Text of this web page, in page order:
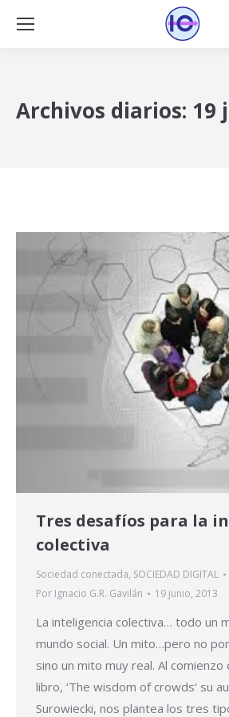
Archivos diarios: 19
Tres desafíos para la
colectiva
Sociedad conectada, SOCIEDAD DIGITAL
Por Ignacio G.R. Gavilán 19 junio, 2013
La inteligencia colectiva… todo un
mundo social. Un mito…pero no
sino un mito muy real. Al comienzo
libro, ‘The wisdom of crowds‘ su
Surowiecki, nos plantea los tres